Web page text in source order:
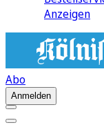
Anzeigen
Abo
Anmelden